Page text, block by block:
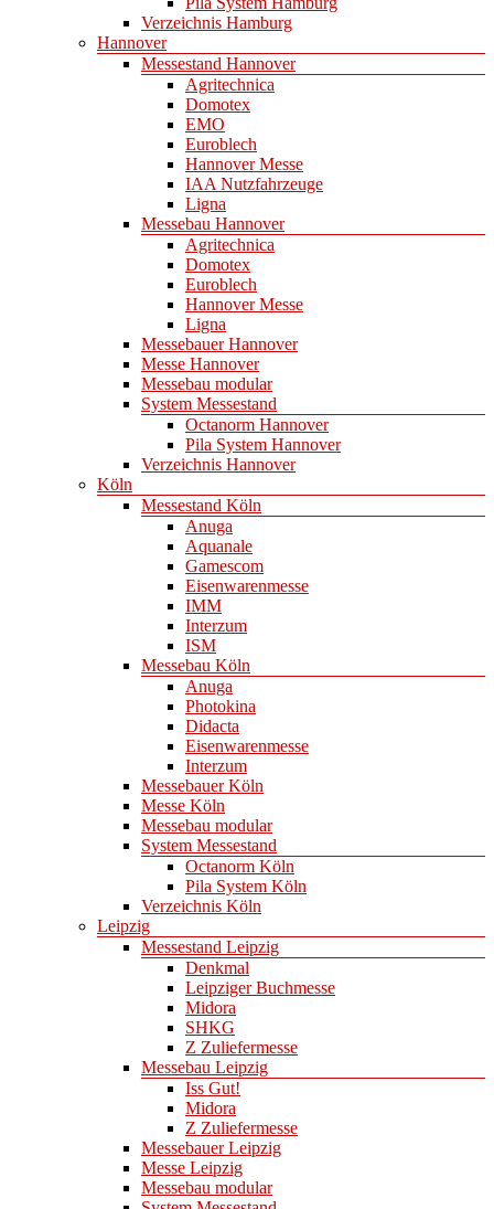
Verzeichnis Hamburg
Hannover
Messestand Hannover
Agritechnica
Domotex
EMO
Euroblech
Hannover Messe
IAA Nutzfahrzeuge
Ligna
Messebau Hannover
Agritechnica
Domotex
Euroblech
Hannover Messe
Ligna
Messebauer Hannover
Messe Hannover
Messebau modular
System Messestand
Octanorm Hannover
Pila System Hannover
Verzeichnis Hannover
Köln
Messestand Köln
Anuga
Aquanale
Gamescom
Eisenwarenmesse
IMM
Interzum
ISM
Messebau Köln
Anuga
Photokina
Didacta
Eisenwarenmesse
Interzum
Messebauer Köln
Messe Köln
Messebau modular
System Messestand
Octanorm Köln
Pila System Köln
Verzeichnis Köln
Leipzig
Messestand Leipzig
Denkmal
Leipziger Buchmesse
Midora
SHKG
Z Zuliefermesse
Messebau Leipzig
Iss Gut!
Midora
Z Zuliefermesse
Messebauer Leipzig
Messe Leipzig
Messebau modular